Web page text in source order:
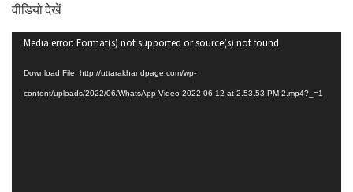
वीडियो देखें
Video
Media error: Format(s) not supported or source(s) not found
Download File: http://uttarakhandpage.com/wp-
content/uploads/2022/06/WhatsApp-Video-2022-06-12-at-2.53.53-PM-2.mp4?_=1